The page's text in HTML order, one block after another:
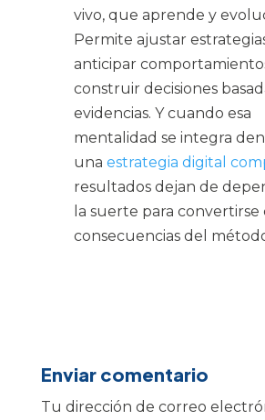
vivo, que aprende y
Permite ajustar
anticipar
construir decisiones
evidencias. Y cuando esa
mentalidad se integra
una estrategia digital
resultados dejan de
la suerte para convertirse
consecuencias del
Enviar comentario
Tu dirección de correo